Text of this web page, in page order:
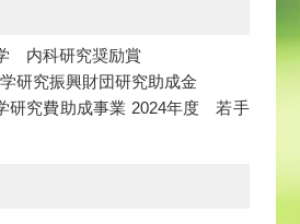
内科研究奨励賞
研究振興財団研究助成金
研究費助成事業 2024年度 若手